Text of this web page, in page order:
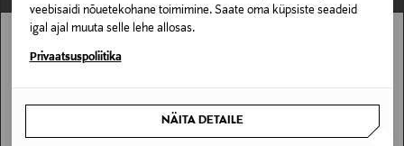
veebisaidi nõuetekohane toimimine. Saate oma küpsiste seadeid
igal ajal muuta selle lehe allosas.
Privaatsuspoliitika
NÄITA DETAILE
Stockmann pole Sinu riigis saadaval.
SAAN ARU